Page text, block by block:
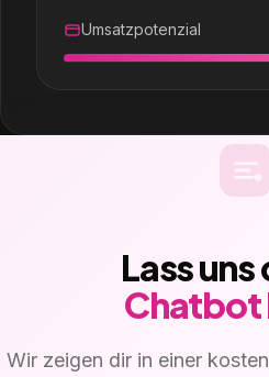
Umsatzpotenzial
Lass
Chatbot
Wir zeigen dir in einer